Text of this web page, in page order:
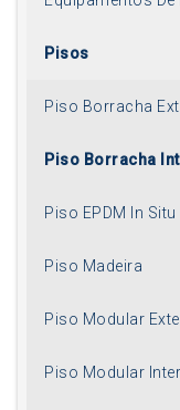
Pisos
Piso Borracha
Piso Borracha
Piso EPDM In Situ
Piso Madeira
Piso Modular
Piso Modular